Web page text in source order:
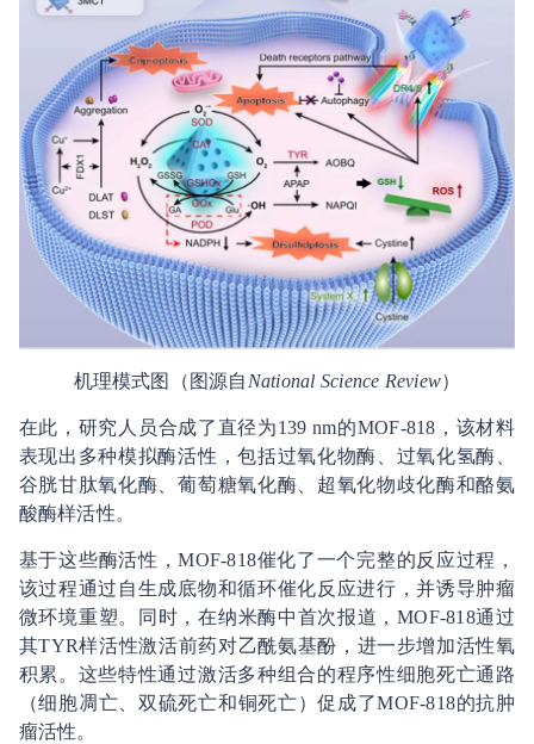
机理模式图（图源自 National Science Review）
在此，研究人员合成了直径为139 nm的MOF-818，该材料
表现出多种模拟酶活性，包括过氧化物酶、过氧化氢酶、
谷胱甘肽氧化酶、葡萄糖氧化酶、超氧化物歧化酶和酪氨
酸酶样活性。
基于这些酶活性，MOF-818催化了一个完整的反应过程，
该过程通过自生成底物和循环催化反应进行，并诱导肿瘤
微环境重塑。同时，在纳米酶中首次报道，MOF-818通过
其TYR样活性激活前药对乙酰氨基酚，进一步增加活性氧
积累。这些特性通过激活多种组合的程序性细胞死亡通路
（细胞凋亡、双硫死亡和铜死亡）促成了MOF-818的抗肿
瘤活性。